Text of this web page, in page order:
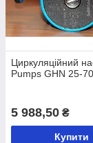
Циркуляційний
Pumps GHN 25-
5 988,50 ₴
Купити